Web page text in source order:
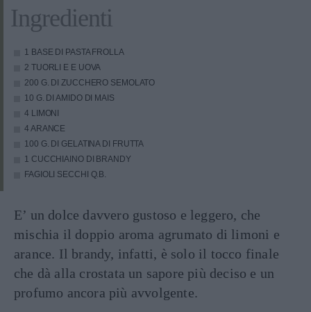
Ingredienti
1 BASE DI PASTA FROLLA
2 TUORLI E E UOVA
200 G. DI ZUCCHERO SEMOLATO
10 G. DI AMIDO DI MAIS
4 LIMONI
4 ARANCE
100 G. DI GELATINA DI FRUTTA
1 CUCCHIAINO DI BRANDY
FAGIOLI SECCHI Q.B.
E’ un dolce davvero gustoso e leggero, che
mischia il doppio aroma agrumato di limoni e
arance. Il brandy, infatti, è solo il tocco finale
che dà alla crostata un sapore più deciso e un
profumo ancora più avvolgente.